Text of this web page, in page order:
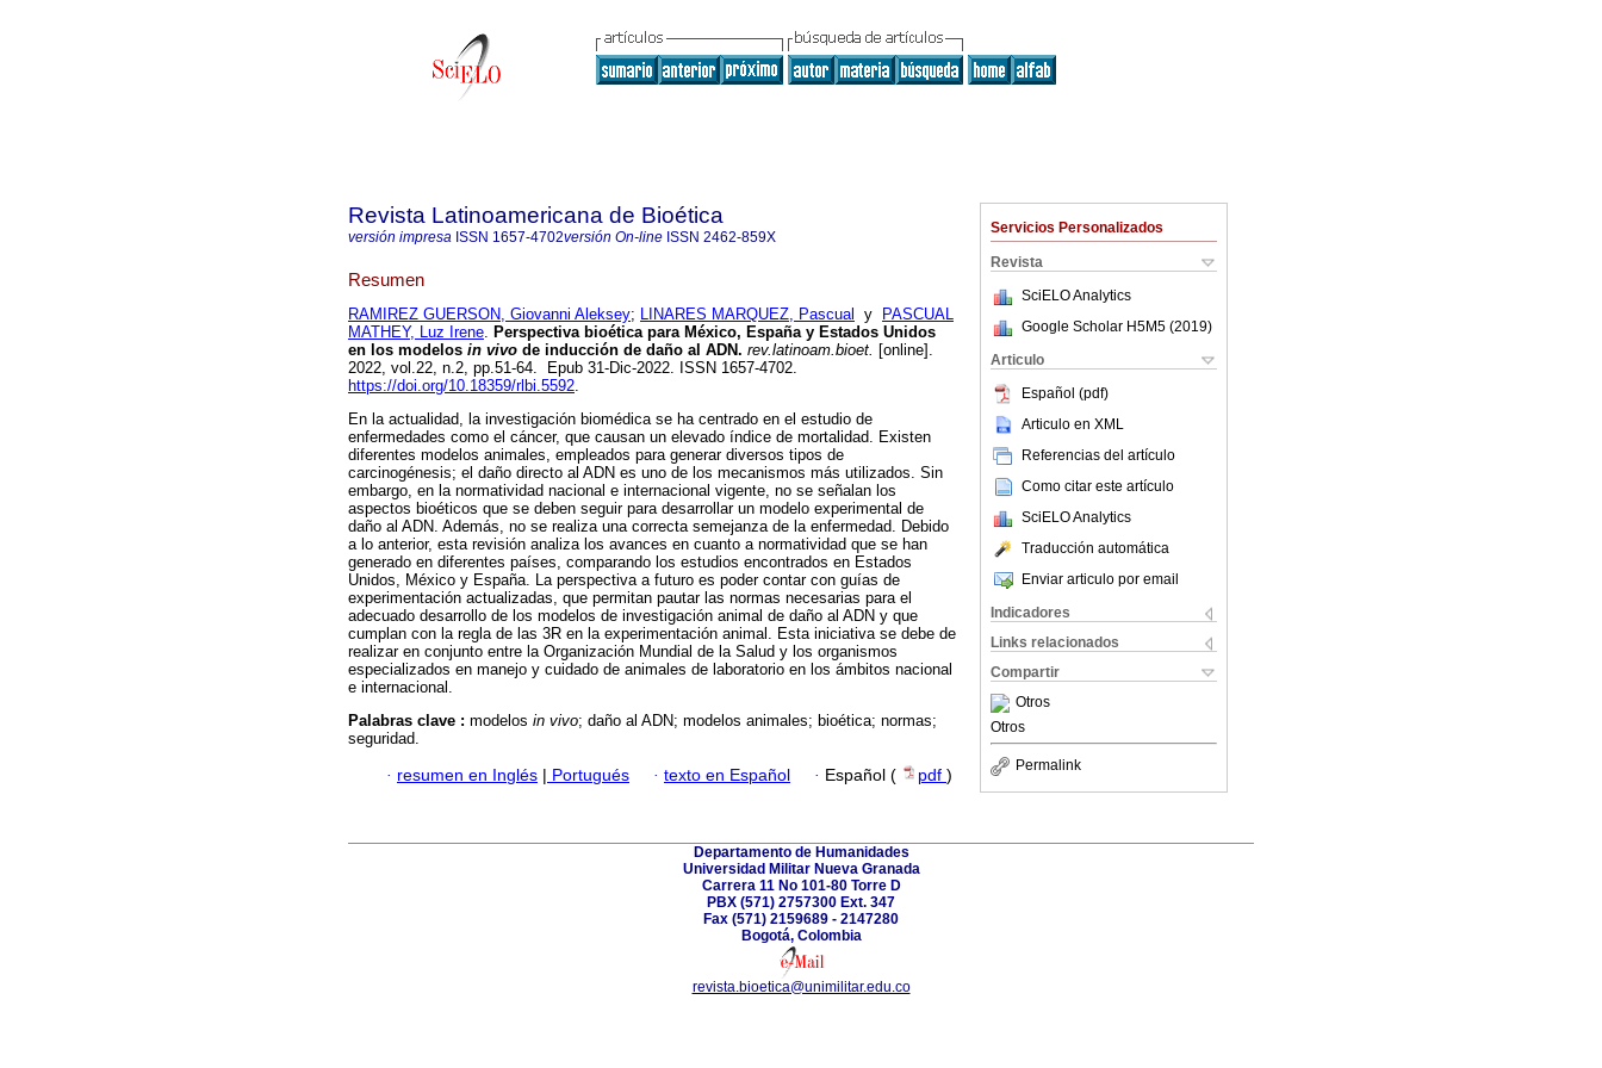
Servicios Personalizados
Revista
SciELO Analytics
Google Scholar H5M5 (2019)
Articulo
Español (pdf)
Articulo en XML
Referencias del artículo
Como citar este artículo
SciELO Analytics
Traducción automática
Enviar articulo por email
Indicadores
Links relacionados
Compartir
Otros
Otros
Permalink
Revista Latinoamericana de Bioética
versión impresa ISSN 1657-4702versión On-line ISSN 2462-859X
Resumen
RAMIREZ GUERSON, Giovanni Aleksey; LINARES MARQUEZ, Pascual y
PASCUAL
MATHEY, Luz Irene. Perspectiva bioética para México, España y Estados Unidos
en los modelos in vivo de inducción de daño al ADN. rev.latinoam.bioet. [online].
2022, vol.22, n.2, pp.51-64. Epub 31-Dic-2022. ISSN 1657-4702.
https://doi.org/10.18359/rlbi.5592.
En la actualidad, la investigación biomédica se ha centrado en el estudio de
enfermedades como el cáncer, que causan un elevado índice de mortalidad. Existen
diferentes modelos animales, empleados para generar diversos tipos de
carcinogénesis; el daño directo al ADN es uno de los mecanismos más utilizados. Sin
embargo, en la normatividad nacional e internacional vigente, no se señalan los
aspectos bioéticos que se deben seguir para desarrollar un modelo experimental de
daño al ADN. Además, no se realiza una correcta semejanza de la enfermedad. Debido
a lo anterior, esta revisión analiza los avances en cuanto a normatividad que se han
generado en diferentes países, comparando los estudios encontrados en Estados
Unidos, México y España. La perspectiva a futuro es poder contar con guías de
experimentación actualizadas, que permitan pautar las normas necesarias para el
adecuado desarrollo de los modelos de investigación animal de daño al ADN y que
cumplan con la regla de las 3R en la experimentación animal. Esta iniciativa se debe de
realizar en conjunto entre la Organización Mundial de la Salud y los organismos
especializados en manejo y cuidado de animales de laboratorio en los ámbitos nacional
e internacional.
Palabras clave : modelos in vivo; daño al ADN; modelos animales; bioética; normas;
seguridad.
· resumen en Inglés | Portugués · texto en Español · Español ( pdf )
Departamento de Humanidades
Universidad Militar Nueva Granada
Carrera 11 No 101-80 Torre D
PBX (571) 2757300 Ext. 347
Fax (571) 2159689 - 2147280
Bogotá, Colombia
revista.bioetica@unimilitar.edu.co